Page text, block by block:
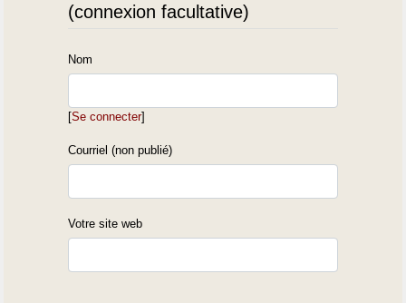
(connexion facultative)
Nom
[Se connecter]
Courriel (non publié)
Votre site web